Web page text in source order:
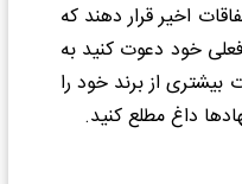
اخیر قرار دهند که
خود دعوت کنید به
از برند خود را
داغ مطلع کنید.